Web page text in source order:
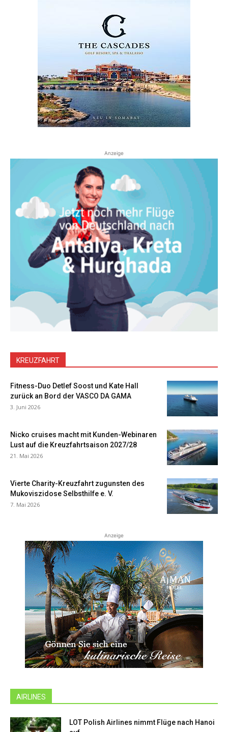
Anzeige
KREUZFAHRT
Fitness-Duo Detlef Soost und Kate Hall
zurück an Bord der VASCO DA GAMA
3. Juni 2026
Nicko cruises macht mit Kunden-Webinaren
Lust auf die Kreuzfahrtsaison 2027/28
21. Mai 2026
Vierte Charity-Kreuzfahrt zugunsten des
Mukoviszidose Selbsthilfe e. V.
7. Mai 2026
Anzeige
AIRLINES
LOT Polish Airlines nimmt Flüge nach Hanoi